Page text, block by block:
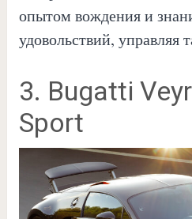
опытом вождения и
удовольствий, управляя
3. Bugatti
Sport